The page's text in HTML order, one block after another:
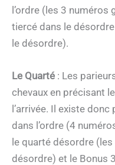
l’ordre (les 3 numéros
tiercé dans le
le désordre).
Le Quarté : Les
chevaux en précisant
l’arrivée. Il existe
dans l’ordre (4
le quarté désordre
désordre) et le Bonus